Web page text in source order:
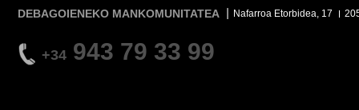
DEBAGOIENEKO MANKOMUNITATEA Nafarroa Etorbidea, 17
+34 943 79 33 99